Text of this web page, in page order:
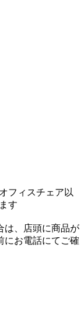
フィスチェア以
す
は、店頭に商品が
にお電話にてご確